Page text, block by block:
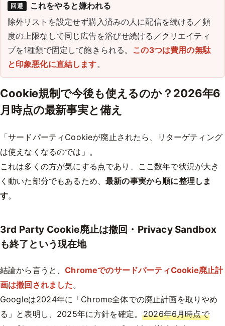
回避 これをやると嫌われる
除外リストを設定せず購入済みの人に配信を続ける／頻
度の上限なしで同じ広告を浴びせ続ける／クリエイティ
ブを1種類で固定して飽きられる。 この3つは費用の無駄
と印象悪化に直結します。
Cookie規制で今後も使えるのか？2026年6
月時点の最新事実と備え
「サードパーティCookieが廃止されたら、リターゲティング
は使えなくなるのでは」。
これは多くの方が気にする点であり、ここ数年で状況が大き
く動いた部分でもあるため、最新の事実から順に整理しま
す。
3rd Party Cookie廃止は撤回・Privacy Sandbox
も終了という現在地
結論から言うと、ChromeでのサードパーティCookie廃止計
画は撤回されました。
Googleは2024年に「Chrome全体での廃止計画を取りやめ
る」と表明し、2025年に方針を確定。2026年6月時点で